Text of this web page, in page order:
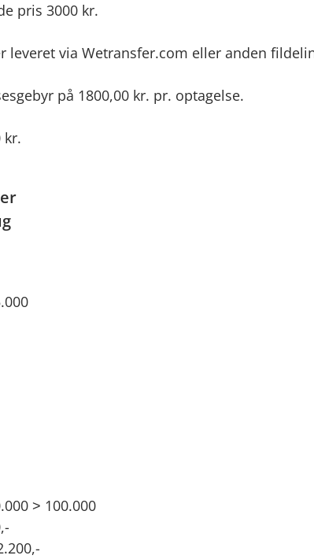
pris 3000 kr.
leveret via Wetransfer.com eller anden
på 1800,00 kr. pr. optagelse.
kr.
˃ 100.000